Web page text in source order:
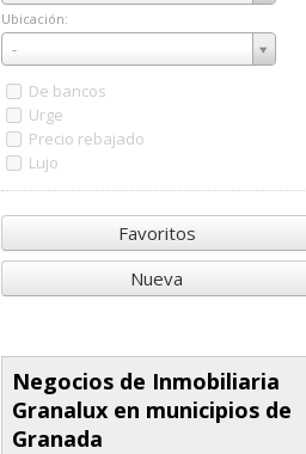
Ubicación:
-
Ubicación:
De bancos
Urge
Precio rebajado
Lujo
Favoritos
Nueva
Negocios de Inmobiliaria
Granalux en municipios de
Granada